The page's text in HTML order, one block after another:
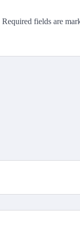
Required fields are